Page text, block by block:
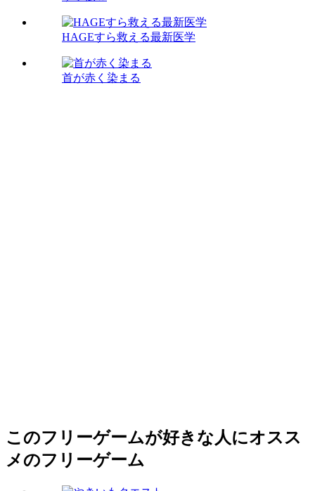
HAGEすら救える最新医学
首が赤く染まる
このフリーゲームが好きな人にオスス
メのフリーゲーム